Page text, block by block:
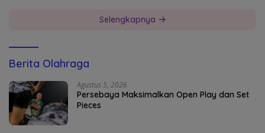
Selengkapnya
Berita Olahraga
Agustus 5, 2026
Persebaya Maksimalkan Open Play dan Set
Pieces